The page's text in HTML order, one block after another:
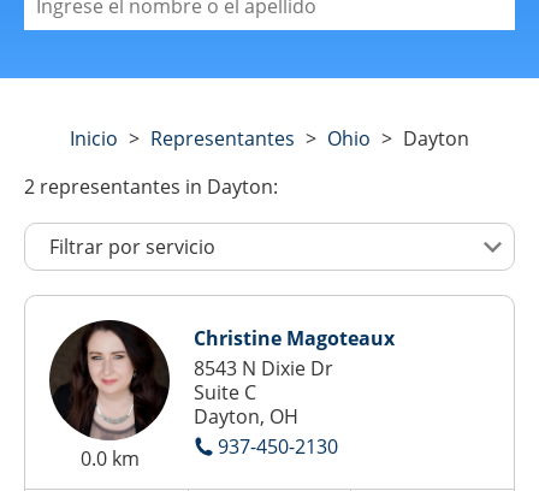
Inicio > Representantes > Ohio > Dayton
2 representantes in Dayton:
0.0 km
Christine Magoteaux
8543 N Dixie Dr
Suite C
Dayton, OH
937-450-2130